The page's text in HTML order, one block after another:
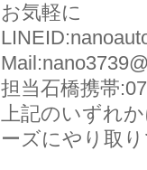
お気軽に
担当石橋携帯
上記のいずれ
ーズにやり取